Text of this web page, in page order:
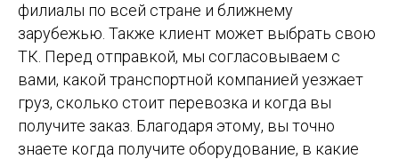
филиалы по всей стране и ближнему
зарубежью. Также клиент может выбрать свою
ТК. Перед отправкой, мы согласовываем с
вами, какой транспортной компанией уезжает
груз, сколько стоит перевозка и когда вы
получите заказ. Благодаря этому, вы точно
знаете когда получите оборудование, в какие